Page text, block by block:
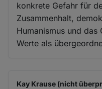
konkrete Gefahr für
Zusammenhalt,
Humanismus und das
Werte als
Kay Krause (nicht